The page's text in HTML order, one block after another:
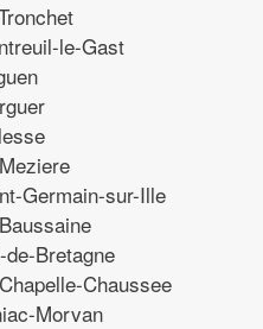
le-Gast
Germain-sur-Ille
de-Bretagne
Chaussee
Morvan